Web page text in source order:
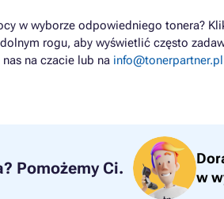
w wyborze odpowiedniego tonera?
rogu, aby wyświetlić często
na czacie lub na info@tonerpartner.pl
Pomożemy Ci.
w